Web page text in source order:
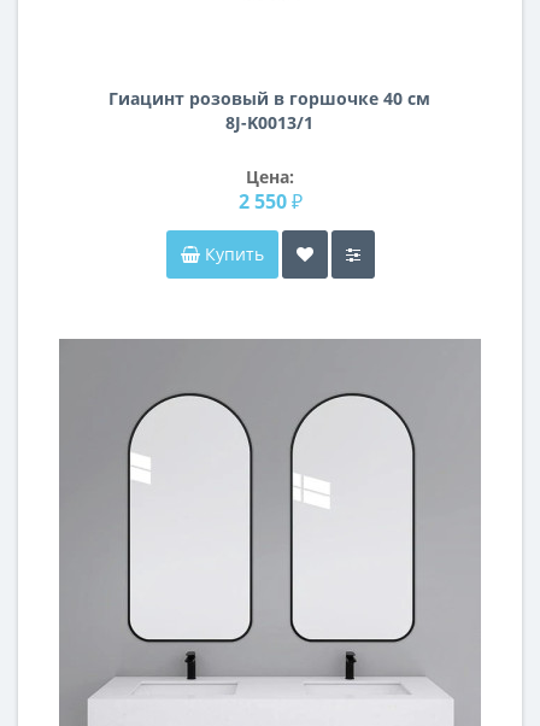
Гиацинт розовый в горшочке 40 см
8J-K0013/1
Цена:
2 550 ₽
Купить